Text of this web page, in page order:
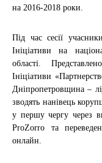
на 2016-2018 роки.
Під час сесії
Ініціативи на
області.
Ініціативи
Дніпропетровщина –
зводять нанівець
у першу чергу через
ProZorro та
онлайн.